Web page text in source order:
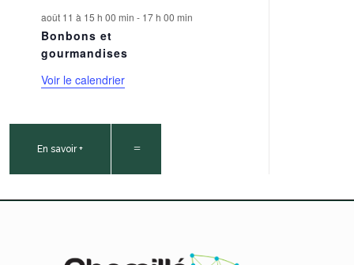
août 11 à 15 h 00 min - 17 h 00 min
Bonbons et
gourmandises
Voir le calendrier
En savoir +